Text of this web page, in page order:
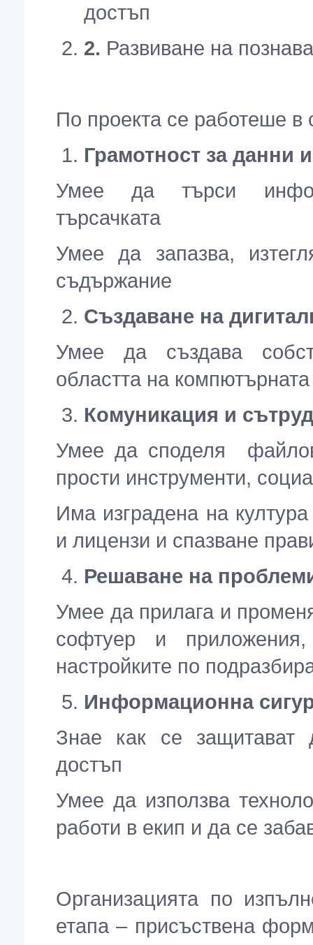
достъп
2. Развиване на
По проекта се работеше в
Грамотност за данни
Умее да търси
търсачката
Умее да запазва,
съдържание
Създаване на
Умее да създава
областта на
Комуникация и
Умее да споделя
прости инструменти,
Има изградена на
и лицензи и спазване
Решаване на
Умее да прилага и
софтуер и
настройките по
Информационна
Знае как се защитават
достъп
Умее да използва
работи в екип и да се
Организацията по
етапа – присъствена